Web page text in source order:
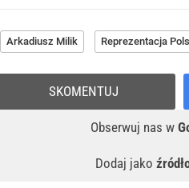
Arkadiusz Milik Reprezentacja
Obserwuj nas w
Dodaj jako
SKOMENTUJ